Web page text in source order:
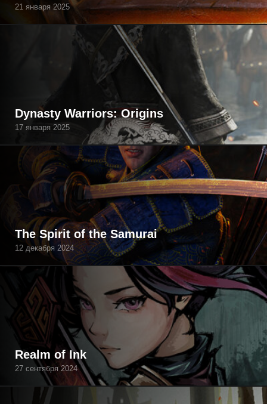
21 января 2025
Dynasty Warriors: Origins
17 января 2025
The Spirit of the Samurai
12 декабря 2024
Realm of Ink
27 сентября 2024